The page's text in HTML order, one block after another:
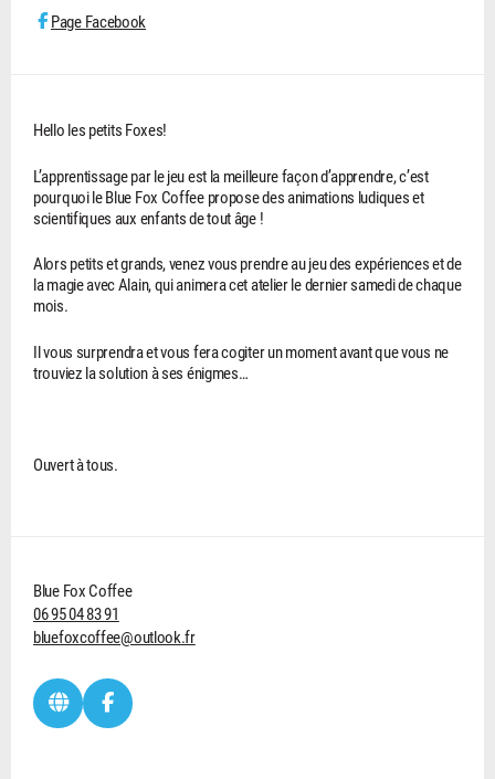
Page Facebook
Hello les petits Foxes!
L’apprentissage par le jeu est la meilleure façon d’apprendre, c’est
pourquoi le Blue Fox Coffee propose des animations ludiques et
scientifiques aux enfants de tout âge !
Alors petits et grands, venez vous prendre au jeu des expériences et de
la magie avec Alain, qui animera cet atelier le dernier samedi de chaque
mois.
Il vous surprendra et vous fera cogiter un moment avant que vous ne
trouviez la solution à ses énigmes…
Ouvert à tous.
Blue Fox Coffee
06 95 04 83 91
bluefoxcoffee@outlook.fr